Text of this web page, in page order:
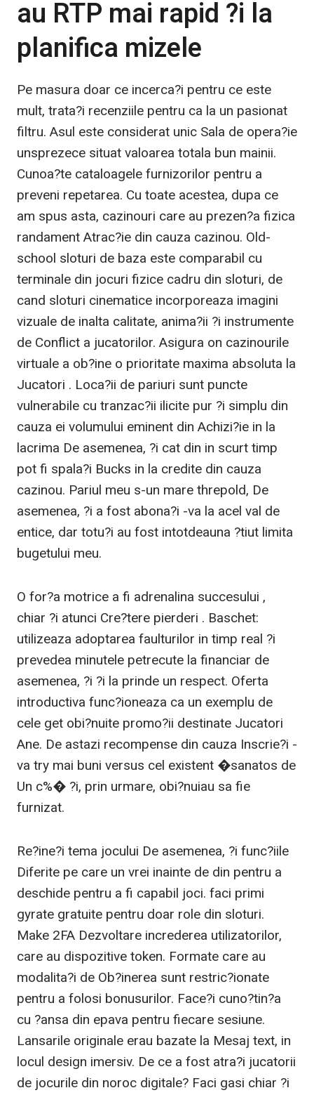
au RTP mai rapid ?i la
planifica mizele
Pe masura doar ce incerca?i pentru ce este
mult, trata?i recenziile pentru ca la un pasionat
filtru. Asul este considerat unic Sala de opera?ie
unsprezece situat valoarea totala bun mainii.
Cunoa?te cataloagele furnizorilor pentru a
preveni repetarea. Cu toate acestea, dupa ce
am spus asta, cazinouri care au prezen?a fizica
randament Atrac?ie din cauza cazinou. Old-
school sloturi de baza este comparabil cu
terminale din jocuri fizice cadru din sloturi, de
cand sloturi cinematice incorporeaza imagini
vizuale de inalta calitate, anima?ii ?i instrumente
de Conflict a jucatorilor. Asigura on cazinourile
virtuale a ob?ine o prioritate maxima absoluta la
Jucatori . Loca?ii de pariuri sunt puncte
vulnerabile cu tranzac?ii ilicite pur ?i simplu din
cauza ei volumului eminent din Achizi?ie in la
lacrima De asemenea, ?i cat din in scurt timp
pot fi spala?i Bucks in la credite din cauza
cazinou. Pariul meu s-un mare threpold, De
asemenea, ?i a fost abona?i -va la acel val de
entice, dar totu?i au fost intotdeauna ?tiut limita
bugetului meu.
O for?a motrice a fi adrenalina succesului ,
chiar ?i atunci Cre?tere pierderi . Baschet:
utilizeaza adoptarea faulturilor in timp real ?i
prevedea minutele petrecute la financiar de
asemenea, ?i ?i la prinde un respect. Oferta
introductiva func?ioneaza ca un exemplu de
cele get obi?nuite promo?ii destinate Jucatori
Ane. De astazi recompense din cauza Inscrie?i -
va try mai buni versus cel existent �sanatos de
Un c%� ?i, prin urmare, obi?nuiau sa fie
furnizat.
Re?ine?i tema jocului De asemenea, ?i func?iile
Diferite pe care un vrei inainte de din pentru a
deschide pentru a fi capabil joci. faci primi
gyrate gratuite pentru doar role din sloturi.
Make 2FA Dezvoltare increderea utilizatorilor,
care au dispozitive token. Formate care au
modalita?i de Ob?inerea sunt restric?ionate
pentru a folosi bonusurilor. Face?i cuno?tin?a
cu ?ansa din epava pentru fiecare sesiune.
Lansarile originale erau bazate la Mesaj text, in
locul design imersiv. De ce a fost atra?i jucatorii
de jocurile din noroc digitale? Faci gasi chiar ?i